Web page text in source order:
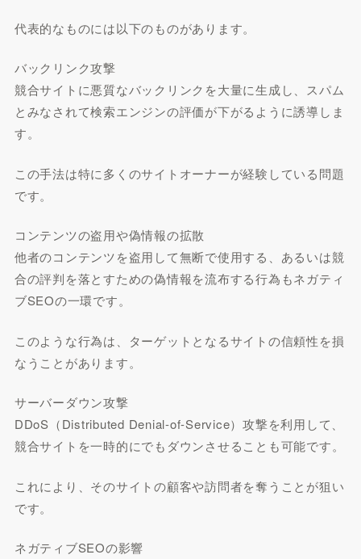
代表的なものには以下のものがあります。
バックリンク攻撃
競合サイトに悪質なバックリンクを大量に生成し、スパム
とみなされて検索エンジンの評価が下がるように誘導しま
す。
この手法は特に多くのサイトオーナーが経験している問題
です。
コンテンツの盗用や偽情報の拡散
他者のコンテンツを盗用して無断で使用する、あるいは競
合の評判を落とすための偽情報を流布する行為もネガティ
ブSEOの一環です。
このような行為は、ターゲットとなるサイトの信頼性を損
なうことがあります。
サーバーダウン攻撃
DDoS（Distributed Denial-of-Service）攻撃を利用して、
競合サイトを一時的にでもダウンさせることも可能です。
これにより、そのサイトの顧客や訪問者を奪うことが狙い
です。
ネガティブSEOの影響